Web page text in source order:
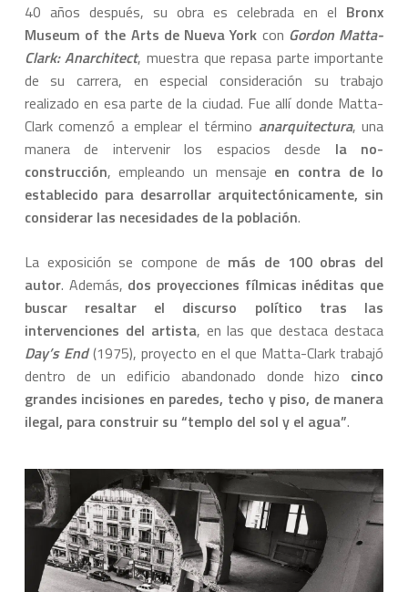
40 años después, su obra es celebrada en el Bronx
Museum of the Arts de Nueva York con Gordon Matta-
Clark: Anarchitect, muestra que repasa parte importante
de su carrera, en especial consideración su trabajo
realizado en esa parte de la ciudad. Fue allí donde Matta-
Clark comenzó a emplear el término anarquitectura, una
manera de intervenir los espacios desde la no-
construcción, empleando un mensaje en contra de lo
establecido para desarrollar arquitectónicamente, sin
considerar las necesidades de la población.
La exposición se compone de más de 100 obras del
autor. Además, dos proyecciones fílmicas inéditas que
buscar resaltar el discurso político tras las
intervenciones del artista, en las que destaca destaca
Day’s End(1975), proyecto en el que Matta-Clark trabajó
dentro de un edificio abandonado donde hizo cinco
grandes incisiones en paredes, techo y piso, de manera
ilegal, para construir su “templo del sol y el agua”.